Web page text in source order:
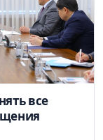
все